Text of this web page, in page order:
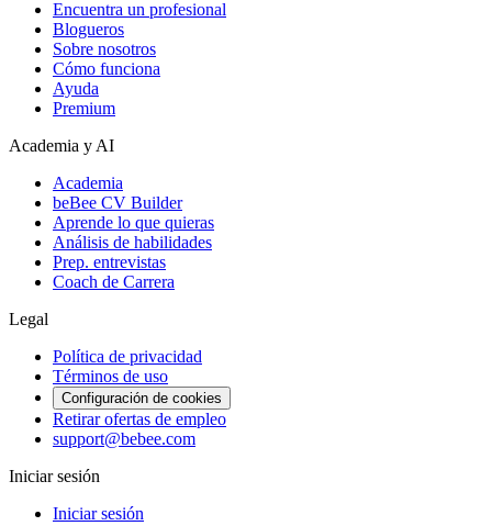
Encuentra un profesional
Blogueros
Sobre nosotros
Cómo funciona
Ayuda
Premium
Academia y AI
Academia
beBee CV Builder
Aprende lo que quieras
Análisis de habilidades
Prep. entrevistas
Coach de Carrera
Legal
Política de privacidad
Términos de uso
Configuración de cookies
Retirar ofertas de empleo
support@bebee.com
Iniciar sesión
Iniciar sesión